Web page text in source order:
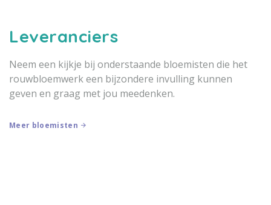
Leveranciers
Neem een kijkje bij onderstaande bloemisten die het
rouwbloemwerk een bijzondere invulling kunnen
geven en graag met jou meedenken.
Meer bloemisten